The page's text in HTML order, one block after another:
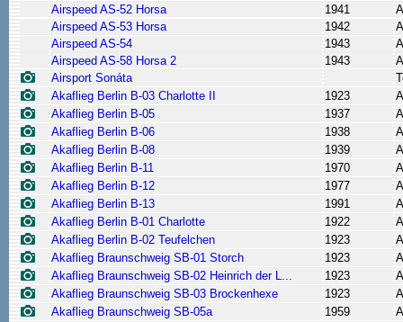
Airspeed AS-52 Horsa
1941
Airspeed AS-53 Horsa
1942
Airspeed AS-54
1943
Airspeed AS-58 Horsa 2
1943
Airsport Sonáta
Akaflieg Berlin B-03 Charlotte II
1923
Akaflieg Berlin B-05
1937
Akaflieg Berlin B-06
1938
Akaflieg Berlin B-08
1939
Akaflieg Berlin B-11
1970
Akaflieg Berlin B-12
1977
Akaflieg Berlin B-13
1991
Akaflieg Berlin B-01 Charlotte
1922
Akaflieg Berlin B-02 Teufelchen
1923
Akaflieg Braunschweig SB-01 Storch
1923
Akaflieg Braunschweig SB-02 Heinrich der L...
1923
Akaflieg Braunschweig SB-03 Brockenhexe
1923
Akaflieg Braunschweig SB-05a
1959